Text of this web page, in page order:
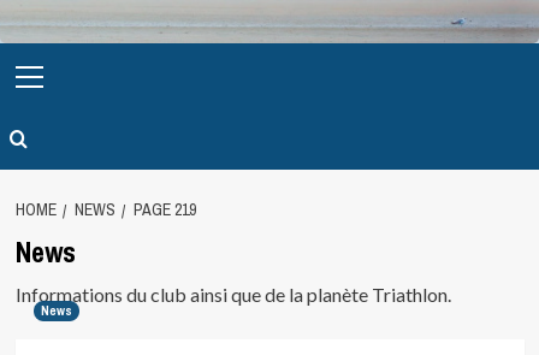
Menu
HOME NEWS PAGE 219
News
Informations du club ainsi que de la planète Triathlon.
News